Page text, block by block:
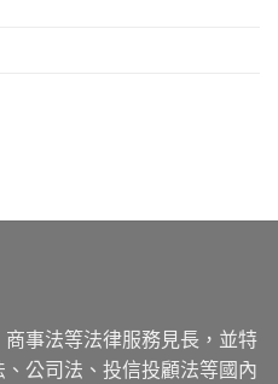
事法等法律服務見長，並特
公司法、投信投顧法等國內